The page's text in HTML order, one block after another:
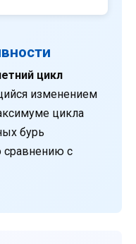
цикл
изменением
цикла
бурь
сравнению с